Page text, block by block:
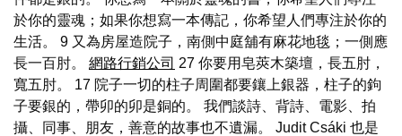
於你的靈魂；如果你想寫一本傳記，你希望人們專注於你的
生活。 9 又為房屋造院子，南側中庭舖有麻花地毯；一側應
長一百肘。 網路行銷公司 27 你要用皂莢木築壇，長五肘，
寬五肘。 17 院子一切的柱子周圍都要鑲上銀器，柱子的鉤
子要銀的，帶卯的卯是銅的。 我們談詩、背詩、電影、拍
攝、同事、朋友，善意的故事也不遺漏。 Judit Csáki 也是